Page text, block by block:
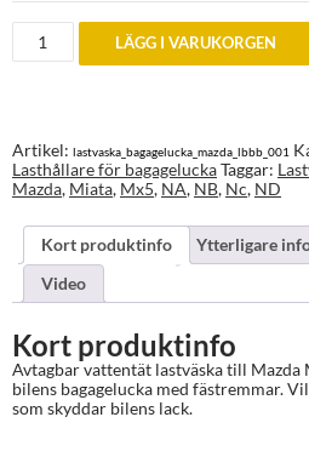
Mazda
MX5
Miata
mängd
LÄGG I VARUKORGEN
Artikel: lastvaska_bagagelucka_mazda_lbbb_001
Lasthållare för bagageluckaTaggar:
Mazda, Miata, Mx5, NA, NB, Nc, ND
Kort produktinfo Ytterligare
Video
Kort produktinfo
Avtagbar vattentät lastväska till Mazda
bilens bagagelucka med fästremmar.
som skyddar bilens lack.